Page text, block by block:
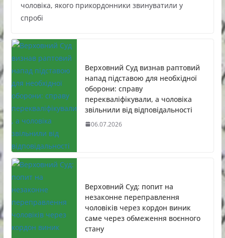
чоловіка, якого прикордонники звинуватили у
спробі
Верховний Суд визнав раптовий
напад підставою для необхідної
оборони: справу
перекваліфікували, а чоловіка
звільнили від відповідальності
06.07.2026
Верховний Суд: попит на
незаконне переправлення
чоловіків через кордон виник
саме через обмеження воєнного
стану